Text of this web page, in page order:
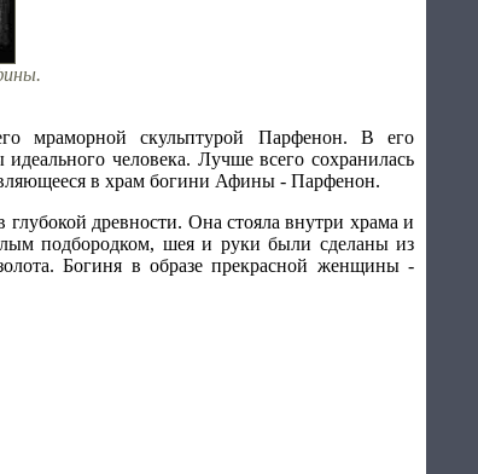
мраморной скульптурой Парфенон. В его
человека. Лучше всего сохранилась
в храм богини Афины - Парфенон.
древности. Она стояла внутри храма и
подбородком, шея и руки были сделаны из
Богиня в образе прекрасной женщины -